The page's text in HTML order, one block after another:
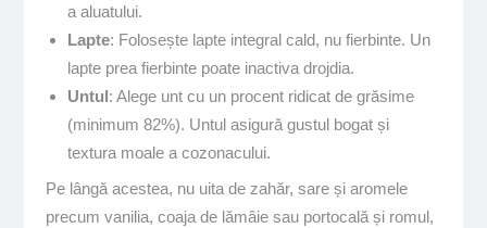
a aluatului.
Lapte: Folosește lapte integral cald, nu fierbinte. Un
lapte prea fierbinte poate inactiva drojdia.
Untul: Alege unt cu un procent ridicat de grăsime
(minimum 82%). Untul asigură gustul bogat și
textura moale a cozonacului.
Pe lângă acestea, nu uita de zahăr, sare și aromele
precum vanilia, coaja de lămâie sau portocală și romul,